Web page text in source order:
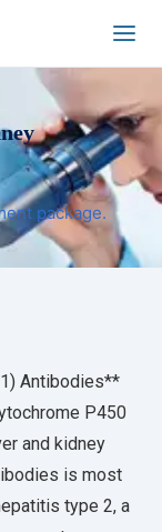
package.
Antibodies**
P450
and kidney
is most
type 2, a